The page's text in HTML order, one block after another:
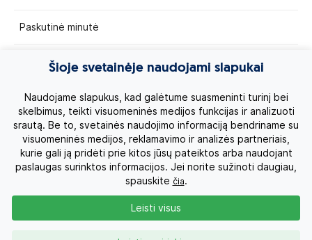
Paskutinė minutė
Egzotinės kelionės
Kruizai
Kelionės po Lietuvą
Apie mus
Privatumo politika
Šioje svetainėje naudojami slapukai
Naudojame slapukus, kad galėtume suasmeninti turinį bei
skelbimus, teikti visuomeninės medijos funkcijas ir analizuoti
srautą. Be to, svetainės naudojimo informaciją bendriname su
visuomeninės medijos, reklamavimo ir analizės partneriais,
kurie gali ją pridėti prie kitos jūsų pateiktos arba naudojant
paslaugas surinktos informacijos. Jei norite sužinoti daugiau,
spauskite čia.
Leisti visus